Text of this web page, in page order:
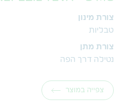
צורת מינון
טבליות
צורת מתן
נטילה דרך הפה
צפייה במוצר